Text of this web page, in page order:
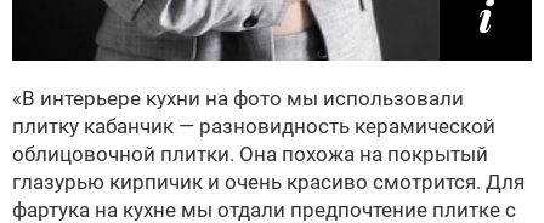
«В интерьере кухни на фото мы использовали
плитку кабанчик — разновидность керамической
облицовочной плитки. Она похожа на покрытый
глазурью кирпичик и очень красиво смотрится. Для
фартука на кухне мы отдали предпочтение плитке с